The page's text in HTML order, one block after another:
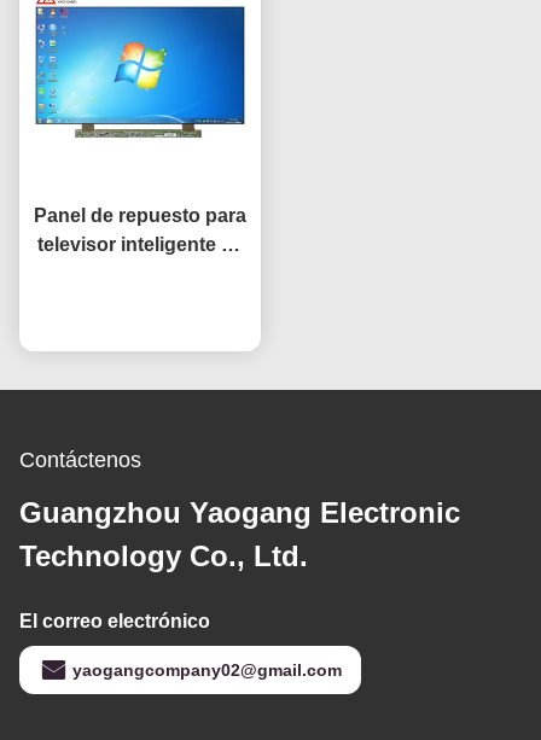
Panel de repuesto para
televisor inteligente de
Contáctenos
Guangzhou Yaogang Electronic
Technology Co., Ltd.
El correo electrónico
yaogangcompany02@gmail.com